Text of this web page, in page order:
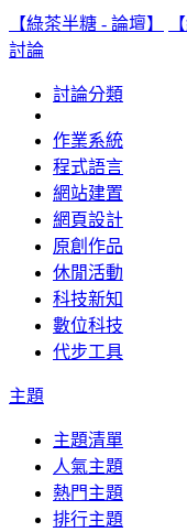
【綠茶半糖 - 論壇】
討論
討論分類
作業系統
程式語言
網站建置
網頁設計
原創作品
休閒活動
科技新知
數位科技
代步工具
主題
主題清單
人氣主題
熱門主題
排行主題